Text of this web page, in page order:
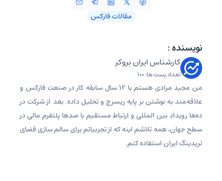
مقالات فارکس
نویسنده :
کارشناس ایران بروکر
تعداد پست ها: 100
من مجید مرادی هستم با 12 سال سابقه کار در صنعت فارکس و
علاقه‌مند به نوشتن بر پایه ریسرچ و تحلیل داده. بعد از شرکت در
ده‌ها رویداد بین المللی و ارتباط مستقیم با صدها پلتفرم مالی در
سطح جهان، همه تلاشم اینه که از تجربیاتم برای سالم سازی فضای
تریدینگ ایران استفاده کنم.